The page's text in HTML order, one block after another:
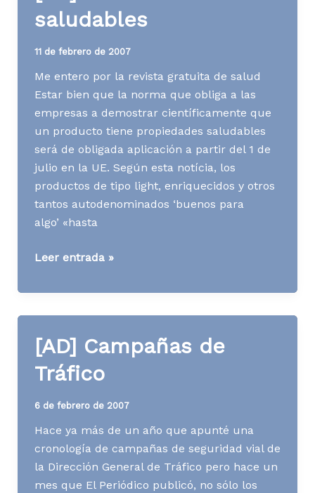
saludables
11 de febrero de 2007
Me entero por la revista gratuita de salud
Estar bien que la norma que obliga a las
empresas a demostrar científicamente que
un producto tiene propiedades saludables
será de obligada aplicación a partir del 1 de
julio en la UE. Según esta notícia, los
productos de tipo light, enriquecidos y otros
tantos autodenominados ‘buenos para
algo’ «hasta
[AD]
saludables
Leer entrada »
[AD] Campañas de
Tráfico
6 de febrero de 2007
Hace ya más de un año que apunté una
cronología de campañas de seguridad vial de
la Dirección General de Tráfico pero hace un
mes que El Periódico publicó, no sólo los